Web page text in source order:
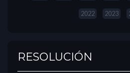
2022 2023
RESOLUCIÓN